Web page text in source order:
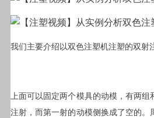
我们主要介绍以双色注塑机注塑的双射
上面可以固定两个模具的动模，有两
注射，而第一射的动模侧换成了空的